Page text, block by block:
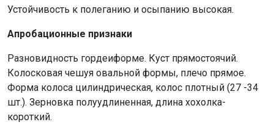
Устойчивость к полеганию и осыпанию высокая.
Апробационные признаки
Разновидность гордеиформе. Куст прямостоячий.
Колосковая чешуя овальной формы, плечо прямое.
Форма колоса цилиндрическая, колос плотный (27 -34
шт.). Зерновка полуудлиненная, длина хохолка-
короткий.